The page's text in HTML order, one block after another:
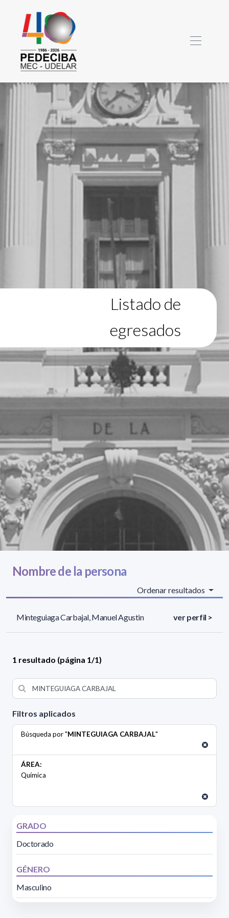
Listado de
egresados
Filtros aplicados
Búsqueda por "MINTEGUIAGA CARBAJAL"
ÁREA:
Química
GRADO
Doctorado
GÉNERO
Masculino
Nombre de la persona
Ordenar resultados
Minteguiaga Carbajal, Manuel Agustin ver perfil >
1 resultado (página 1/1)